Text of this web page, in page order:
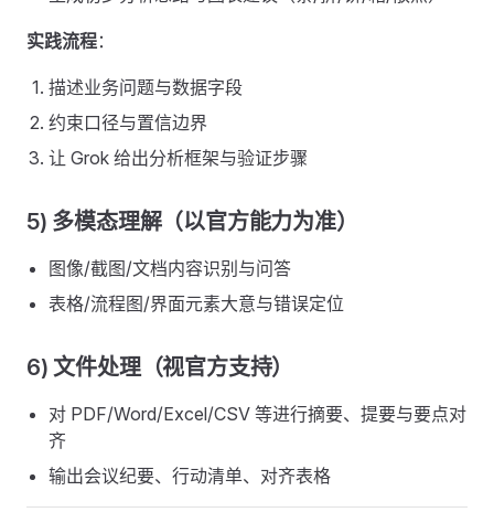
实践流程：
描述业务问题与数据字段
约束口径与置信边界
让 Grok 给出分析框架与验证步骤
5) 多模态理解（以官方能力为准）
图像/截图/文档内容识别与问答
表格/流程图/界面元素大意与错误定位
6) 文件处理（视官方支持）
对 PDF/Word/Excel/CSV 等进行摘要、提要与要点对
齐
输出会议纪要、行动清单、对齐表格